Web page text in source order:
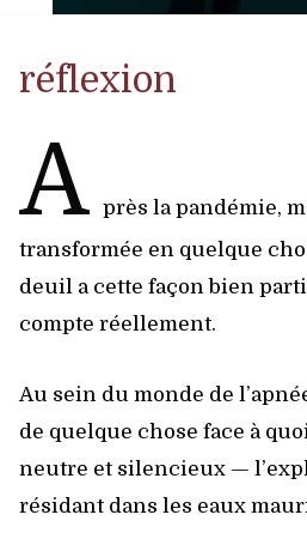
réflexion
A près la pandémie,
transformée en quelque
deuil a cette façon bien
compte réellement.
Au sein du monde de
de quelque chose face à
neutre et silencieux —
résidant dans les eaux